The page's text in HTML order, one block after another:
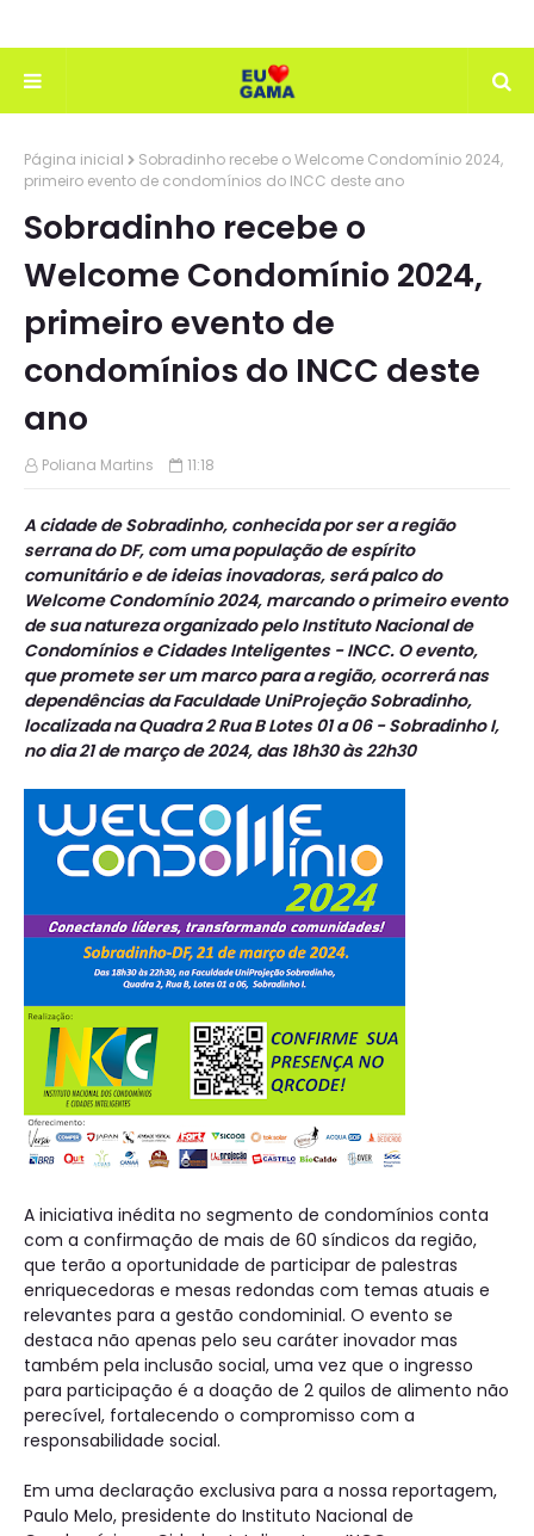
Página inicial
Sobradinho recebe o Welcome Condomínio 2024,
primeiro evento de condomínios do INCC deste ano
Sobradinho recebe o
Welcome Condomínio 2024,
primeiro evento de
condomínios do INCC deste
ano
Poliana Martins 11:18
A cidade de Sobradinho, conhecida por ser a região
serrana do DF, com uma população de espírito
comunitário e de ideias inovadoras, será palco do
Welcome Condomínio 2024, marcando o primeiro evento
de sua natureza organizado pelo Instituto Nacional de
Condomínios e Cidades Inteligentes - INCC. O evento,
que promete ser um marco para a região, ocorrerá nas
dependências da Faculdade UniProjeção Sobradinho,
localizada na Quadra 2 Rua B Lotes 01 a 06 - Sobradinho I,
no dia 21 de março de 2024, das 18h30 às 22h30
A iniciativa inédita no segmento de condomínios conta
com a confirmação de mais de 60 síndicos da região,
que terão a oportunidade de participar de palestras
enriquecedoras e mesas redondas com temas atuais e
relevantes para a gestão condominial. O evento se
destaca não apenas pelo seu caráter inovador mas
também pela inclusão social, uma vez que o ingresso
para participação é a doação de 2 quilos de alimento não
perecível, fortalecendo o compromisso com a
responsabilidade social.
Em uma declaração exclusiva para a nossa reportagem,
Paulo Melo, presidente do Instituto Nacional de